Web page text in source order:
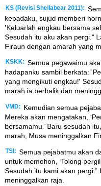
KS (Revisi Shellabear 2011):
kepadaku, sujud memberi
'Keluarlah engkau bersama
Sesudah itu aku akan pergi."
Firaun dengan amarah yang
KSKK: Semua pegawaimu
hadapanku sambil berkata:
yang mengikuti engkau!'
marah ia berbalik dan
VMD:
Kemudian semua
Mereka akan mengatakan,
bersamamu.’ Baru sesudah
marah, Musa meninggalkan
TSI: Semua pejabatmu akan
untuk memohon, ‘Tolong
Sesudah itu kami akan
meninggalkan raja.